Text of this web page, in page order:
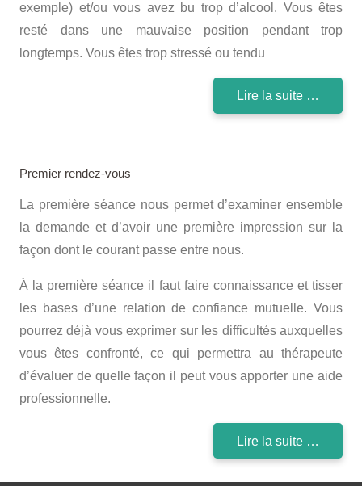
exemple) et/ou vous avez bu trop d’alcool. Vous êtes
resté dans une mauvaise position pendant trop
longtemps. Vous êtes trop stressé ou tendu
Lire la suite …
Premier rendez-vous
La première séance nous permet d’examiner ensemble
la demande et d’avoir une première impression sur la
façon dont le courant passe entre nous.
À la première séance il faut faire connaissance et tisser
les bases d’une relation de confiance mutuelle. Vous
pourrez déjà vous exprimer sur les difficultés auxquelles
vous êtes confronté, ce qui permettra au thérapeute
d’évaluer de quelle façon il peut vous apporter une aide
professionnelle.
Lire la suite …